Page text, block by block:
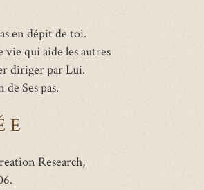
en dépit de toi.
vie qui aide les autres
diriger par Lui.
Ses pas.
Research,